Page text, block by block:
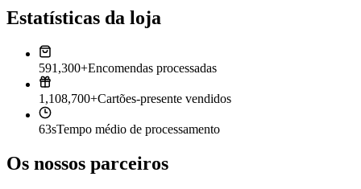
Estatísticas da loja
591,300+Encomendas processadas
1,108,700+Cartões-presente vendidos
63sTempo médio de processamento
Os nossos parceiros